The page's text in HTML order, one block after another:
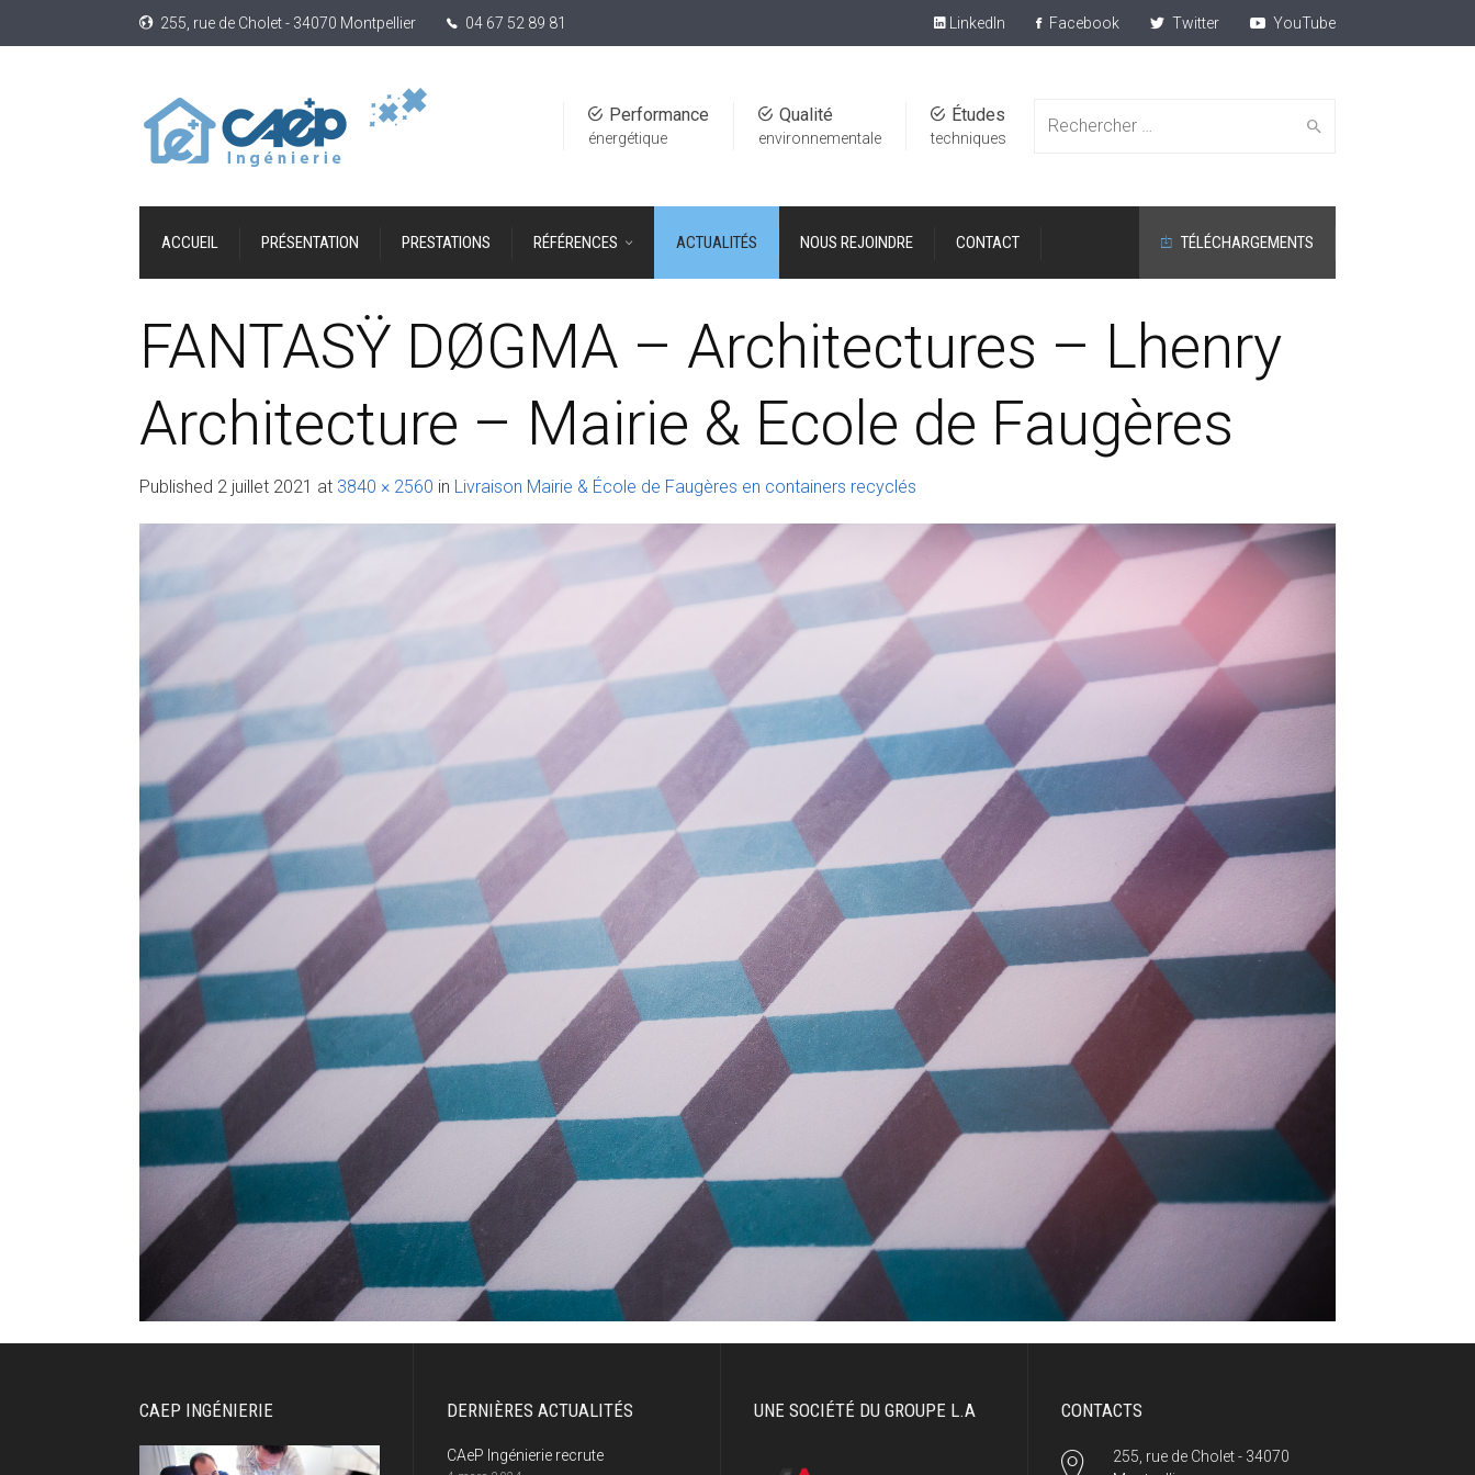
255, rue de Cholet - 34070 Montpellier 04 67 52 89 81 LinkedIn Facebook Twitter YouTube
Search
for:
Études
techniques
Qualité
environnementale
Performance
énergétique
ACCUEIL PRÉSENTATION PRESTATIONS RÉFÉRENCES ACTUALITÉS NOUS REJOINDRE CONTACT TÉLÉCHARGEMENTS
FANTASŸ DØGMA – Architectures – Lhenry
Architecture – Mairie & Ecole de Faugères
Published 2 juillet 2021 at 3840 × 2560 in Livraison Mairie & École de Faugères en containers recyclés
CAEP INGÉNIERIE DERNIÈRES ACTUALITÉS
CAeP Ingénierie recrute
UNE SOCIÉTÉ DU GROUPE L.A CONTACTS
255, rue de Cholet - 34070